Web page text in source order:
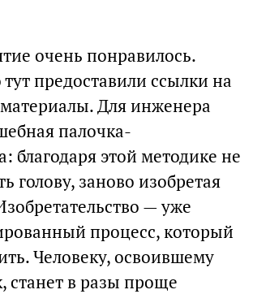
очень понравилось.
тут предоставили ссылки на
Для инженера
палочка-
благодаря этой методике не
голову, заново изобретая
— уже
процесс, который
Человеку, освоившему
станет в разы проще